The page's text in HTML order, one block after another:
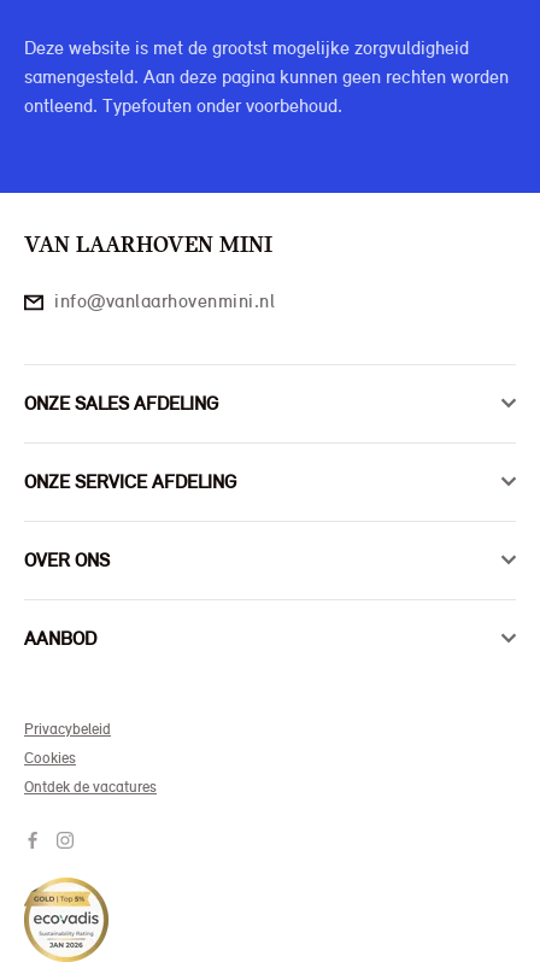
Deze website is met de grootst mogelijke zorgvuldigheid
samengesteld. Aan deze pagina kunnen geen rechten worden
ontleend. Typefouten onder voorbehoud.
VAN LAARHOVEN MINI
info@vanlaarhovenmini.nl
ONZE SALES AFDELING
ONZE SERVICE AFDELING
OVER ONS
AANBOD
Privacybeleid
Cookies
Ontdek de vacatures